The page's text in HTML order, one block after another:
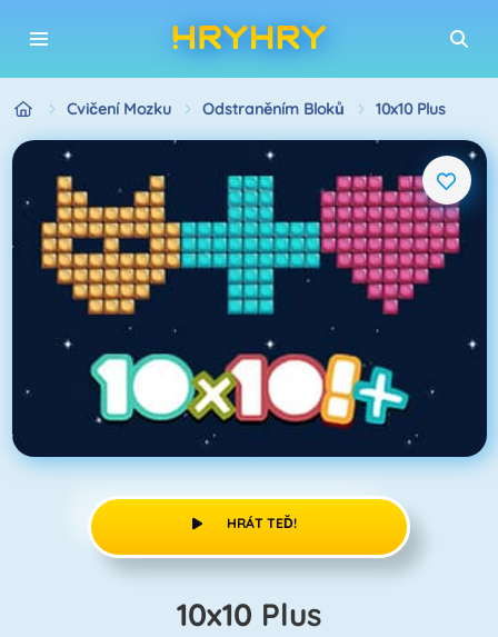
Cvičení Mozku Odstraněním Bloků 10x10 Plus
HRÁT TEĎ!
10x10 Plus